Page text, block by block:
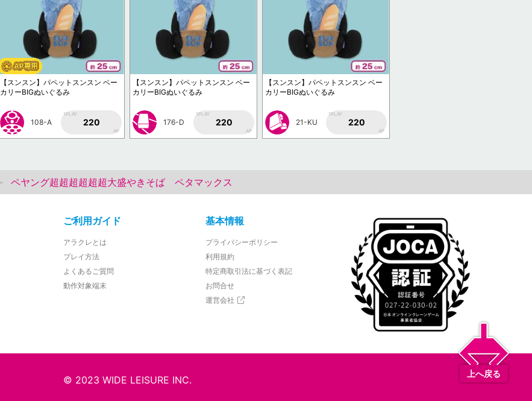
【スンスン】パペットスンスン ベー
カリーBIGぬいぐるみ
108-A
1PLAY
220
AP
【スンスン】パペットスンスン ベー
カリーBIGぬいぐるみ
176-D
1PLAY
220
AP
【スンスン】パペットスンスン ベー
カリーBIGぬいぐるみ
21-KU
1PLAY
220
AP
ペヤング超超超超超超大盛やきそば ペタマックス
ご利用ガイド
アラクレとは
プレイ方法
よくあるご質問
動作対象端末
基本情報
プライバシーポリシー
利用規約
特定商取引法に基づく表記
お問合せ
運営会社
© 2023 WIDE LEISURE INC.
上へ戻る